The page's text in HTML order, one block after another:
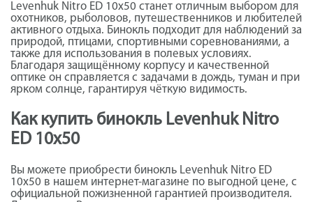
Levenhuk Nitro ED 10x50 станет отличным выбором для
охотников, рыболовов, путешественников и любителей
активного отдыха. Бинокль подходит для наблюдений за
природой, птицами, спортивными соревнованиями, а
также для использования в полевых условиях.
Благодаря защищённому корпусу и качественной
оптике он справляется с задачами в дождь, туман и при
ярком солнце, гарантируя чёткую видимость.
Как купить бинокль Levenhuk Nitro
ED 10x50
Вы можете приобрести бинокль Levenhuk Nitro ED
10x50 в нашем интернет-магазине по выгодной цене, с
официальной пожизненной гарантией производителя.